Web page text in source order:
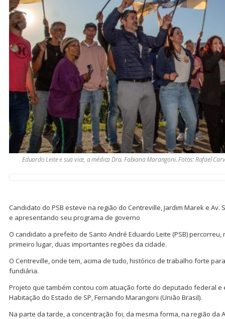
Eduardo Leite e sua vice, a médica Dra. Fabiana Marangoni. Fotos: Rafael
Candidato do PSB esteve na região do Centreville, Jardim Marek e
e apresentando seu programa de governo
O candidato a prefeito de Santo André Eduardo Leite (PSB) percorreu,
primeiro lugar, duas importantes regiões da cidade.
O Centreville, onde tem, acima de tudo, histórico de trabalho forte
fundiária.
Projeto que também contou com atuação forte do deputado federal
Habitação do Estado de SP, Fernando Marangoni (União Brasil).
Na parte da tarde, a concentração foi, da mesma forma, na região da